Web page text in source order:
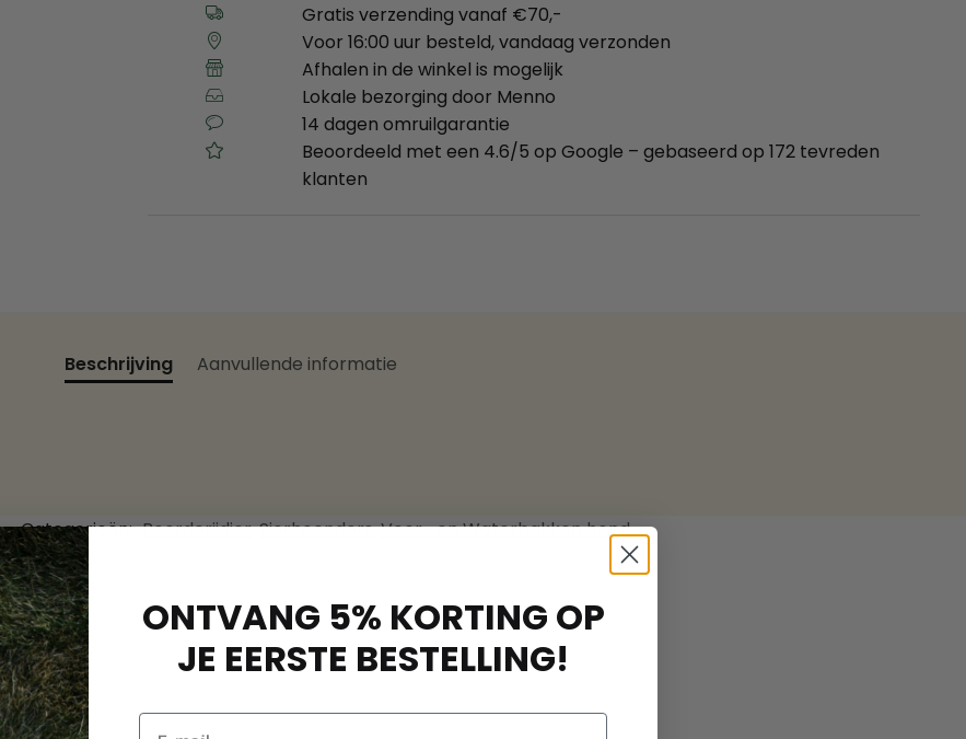
Gratis verzending vanaf €70,-
Voor 16:00 uur besteld, vandaag verzonden
Afhalen in de winkel is mogelijk
Lokale bezorging door Menno
14 dagen omruilgarantie
Beoordeeld met een 4.6/5 op Google – gebaseerd op 172 tevreden
klanten
Beschrijving Aanvullende informatie
Categorieën: Boerderijdier,Sierhoenders,Voer- en Waterbakken hond
ONTVANG 5% KORTING OP
JE EERSTE BESTELLING!